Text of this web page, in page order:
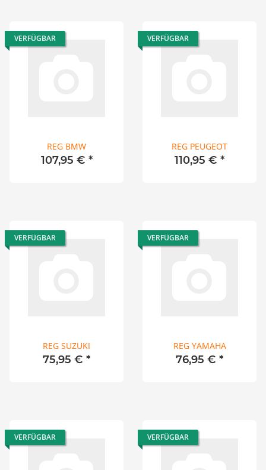
VERFÜGBAR
REG BMW
107,95 € *
VERFÜGBAR
REG PEUGEOT
110,95 € *
VERFÜGBAR
REG SUZUKI
75,95 € *
VERFÜGBAR
REG YAMAHA
76,95 € *
VERFÜGBAR VERFÜGBAR